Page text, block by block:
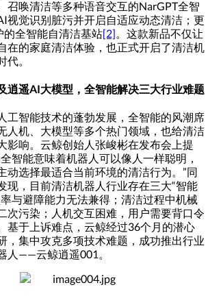
召唤清洁等多种语音交互的NarGPT全智
视觉识别脏污并开启自适应动态清洁；更
的全智能自清洁基站[2]。这款新品不仅让
在的家庭清洁体验，也正式开启了清洁机
。
逍遥AI大模型，全智能解决三大行业难题
工智能技术的蓬勃发展，全智能的风潮席
人机、大模型等多个热门领域，也给清洁
影响。云鲸创始人张峻彬在发布会上提
智能意味着机器人可以像人一样聪明，
动选择最适合当前环境的清洁行为。 ”同
现，目前清洁机器人行业存在三大“智能
与避障能力无法兼得；清洁过程中机械
次污染；人机交互困难，用户需要背口令
基于上诉难点，云鲸经过36个月的潜心
，集中攻克多项技术难题，成功推出行业
人 ——云鲸逍遥001。